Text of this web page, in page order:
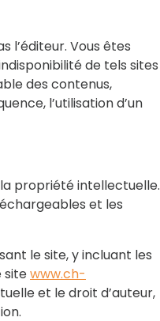
l’éditeur. Vous êtes
de tels sites
des contenus,
l’utilisation d’un
propriété intellectuelle.
et les
le site, y incluant les
site www.ch-
et le droit d’auteur,